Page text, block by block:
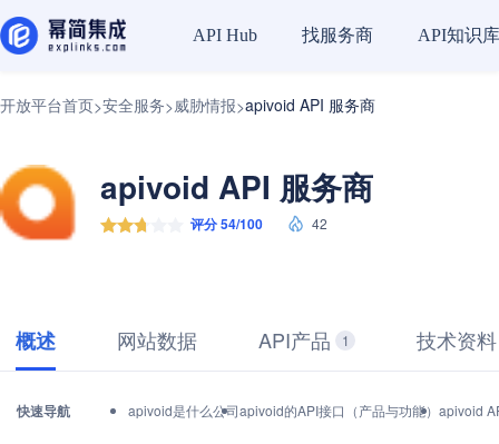
API Hub 找服务商 API知识库
开放平台首页>安全服务>威胁情报>apivoid API 服务商
apivoid API 服务商
评分 54/100 42
概述 网站数据 API产品 1 技术资料
快速导航 apivoid是什么公司apivoid的API接口（产品与功能） apivoid